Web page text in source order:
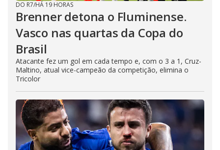
DO R7/HÁ 19 HORAS
Brenner detona o Fluminense.
Vasco nas quartas da Copa do
Brasil
Atacante fez um gol em cada tempo e, com o 3 a 1, Cruz-
Maltino, atual vice-campeão da competição, elimina o
Tricolor